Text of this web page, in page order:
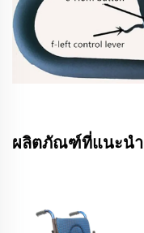
ผลิตภัณฑ์ที่แนะนำ